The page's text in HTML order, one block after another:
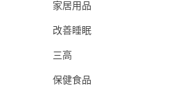
家居用品
改善睡眠
三高
保健食品